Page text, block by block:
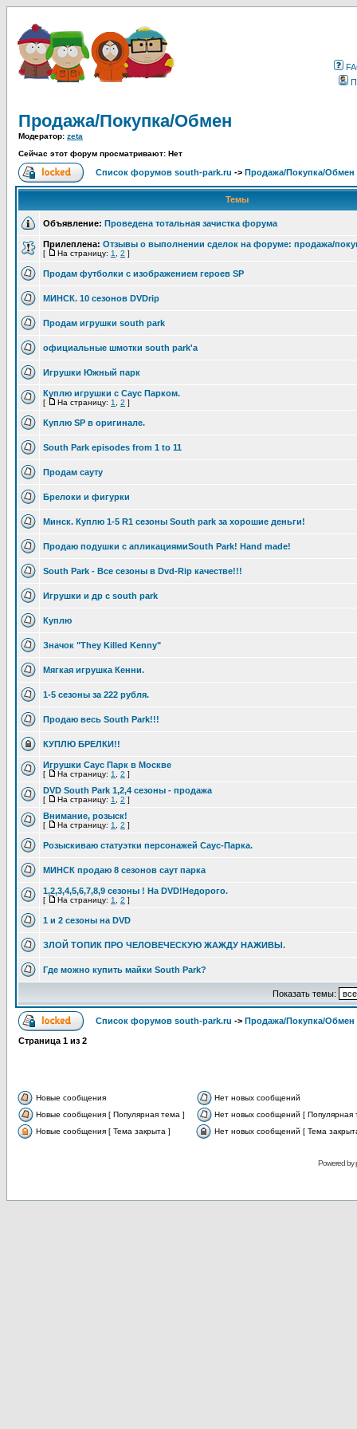
Продажа/Покупка/Обмен
Модератор: zeta
Сейчас этот форум просматривают: Нет
Список форумов south-park.ru -> Продажа/Покупка/Обмен
Темы
Объявление: Проведена тотальная зачистка форума
Прилеплена: Отзывы о выполнении сделок на форуме: продажа/
[ На страницу: 1 2 ]
Продам футболки с изображением героев SP
МИНСК. 10 сезонов DVDrip
Продам игрушки south park
официальные шмотки south park'a
Игрушки Южный парк
Куплю игрушки с Саус Парком.
[ На страницу: 1 2 ]
Куплю SP в оригинале.
South Park episodes from 1 to 11
Продам сауту
Брелоки и фигурки
Минск. Куплю 1-5 R1 сезоны South park за хорошие деньги!
Продаю подушки с апликациямиSouth Park! Hand made!
South Park - Все сезоны в Dvd-Rip качестве!!!
Игрушки и др с south park
Куплю
Значок "They Killed Kenny"
Мягкая игрушка Кенни.
1-5 сезоны за 222 рубля.
Продаю весь South Park!!!
КУПЛЮ БРЕЛКИ!!
Игрушки Саус Парк в Москве
[ На страницу: 1 2 ]
DVD South Park 1,2,4 сезоны - продажа
[ На страницу: 1 2 ]
Внимание, розыск!
[ На страницу: 1 2 ]
Розыскиваю статуэтки персонажей Саус-Парка.
МИНСК продаю 8 сезонов саут парка
1,2,3,4,5,6,7,8,9 сезоны ! На DVD!Недорого.
[ На страницу: 1 2 ]
1 и 2 сезоны на DVD
ЗЛОЙ ТОПИК ПРО ЧЕЛОВЕЧЕСКУЮ ЖАЖДУ НАЖИВЫ.
Где можно купить майки South Park?
Показать темы:
Список форумов south-park.ru -> Продажа/Покупка/Обмен
Страница 1 из 2
Новые сообщения
Нет новых сообщений
Новые сообщения [ Популярная тема ]
Нет новых сообщений [ Популярная
Новые сообщения [ Тема закрыта ]
Нет новых сообщений [ Тема
Powered by